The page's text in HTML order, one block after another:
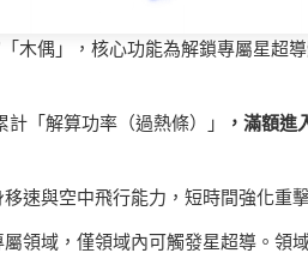
木偶」，核心功能為解鎖專屬星超
「解算功率（過熱條）」
，滿額進
速與空中飛行能力，短時間強化重
領域，僅領域內可觸發星超導。領